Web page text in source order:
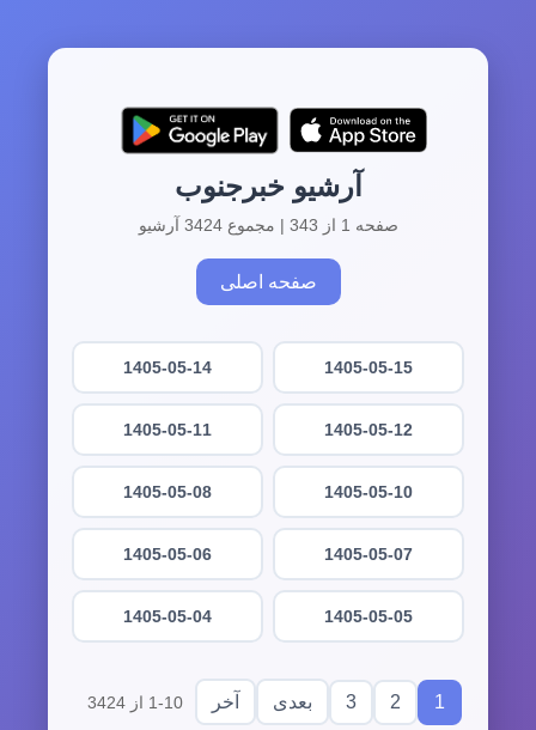
آرشیو خبرجنوب
صفحه 1 از 343 | مجموع 3424 آرشیو
صفحه اصلی
1405-05-15
1405-05-14
1405-05-12
1405-05-11
1405-05-10
1405-05-08
1405-05-07
1405-05-06
1405-05-05
1405-05-04
1
2
3 بعدی آخر 1-10 از 3424